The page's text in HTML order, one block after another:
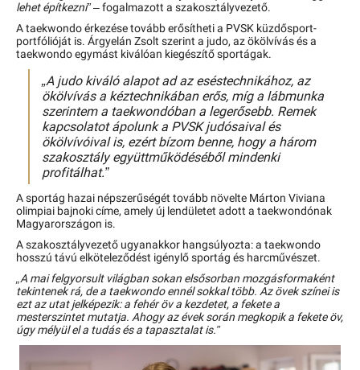
lehet építkezni”– fogalmazott a szakosztályvezető.
A taekwondo érkezése tovább erősítheti a PVSK küzdősport-
portfólióját is. Árgyelán Zsolt szerint a judo, az ökölvívás és a
taekwondo egymást kiválóan kiegészítő sportágak.
„A judo kiváló alapot ad az eséstechnikához, az
ökölvívás a kéztechnikában erős, míg a lábmunka
szerintem a taekwondóban a legerősebb. Remek
kapcsolatot ápolunk a PVSK judósaival és
ökölvívóival is, ezért bízom benne, hogy a három
szakosztály együttműködéséből mindenki
profitálhat.”
A sportág hazai népszerűségét tovább növelte Márton Viviana
olimpiai bajnoki címe, amely új lendületet adott a taekwondónak
Magyarországon is.
A szakosztályvezető ugyanakkor hangsúlyozta: a taekwondo
hosszú távú elköteleződést igénylő sportág és harcművészet.
„A mai felgyorsult világban sokan elsősorban mozgásformaként
tekintenek rá, de a taekwondo ennél sokkal több. Az övek színei is
ezt az utat jelképezik: a fehér öv a kezdetet, a fekete a
mesterszintet mutatja. Ahogy az évek során megkopik a fekete öv,
úgy mélyül el a tudás és a tapasztalat is.”